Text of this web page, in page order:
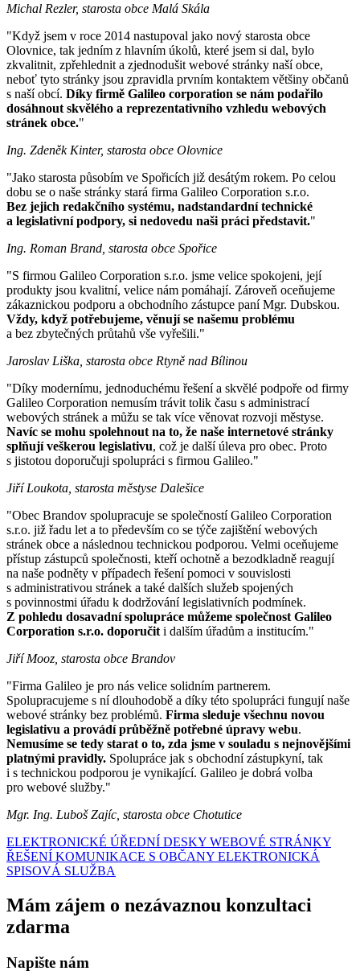
Michal Rezler, starosta obce Malá Skála
"Když jsem v roce 2014 nastupoval jako nový starosta obce
Olovnice, tak jedním z hlavním úkolů, které jsem si dal, bylo
zkvalitnit, zpřehlednit a zjednodušit webové stránky naší obce,
neboť tyto stránky jsou zpravidla prvním kontaktem většiny občanů
s naší obcí. Díky firmě Galileo corporation se nám podařilo
dosáhnout skvělého a reprezentativního vzhledu webových
stránek obce."
Ing. Zdeněk Kinter, starosta obce Olovnice
"Jako starosta působím ve Spořicích již desátým rokem. Po celou
dobu se o naše stránky stará firma Galileo Corporation s.r.o.
Bez jejich redakčního systému, nadstandardní technické
a legislativní podpory, si nedovedu naši práci představit."
Ing. Roman Brand, starosta obce Spořice
"S firmou Galileo Corporation s.r.o. jsme velice spokojeni, její
produkty jsou kvalitní, velice nám pomáhají. Zároveň oceňujeme
zákaznickou podporu a obchodního zástupce paní Mgr. Dubskou.
Vždy, když potřebujeme, věnují se našemu problému
a bez zbytečných průtahů vše vyřešili."
Jaroslav Liška, starosta obce Rtyně nad Bílinou
"Díky modernímu, jednoduchému řešení a skvělé podpoře od firmy
Galileo Corporation nemusím trávit tolik času s administrací
webových stránek a můžu se tak více věnovat rozvoji městyse.
Navíc se mohu spolehnout na to, že naše internetové stránky
splňují veškerou legislativu, což je další úleva pro obec. Proto
s jistotou doporučuji spolupráci s firmou Galileo."
Jiří Loukota, starosta městyse Dalešice
"Obec Brandov spolupracuje se společností Galileo Corporation
s.r.o. již řadu let a to především co se týče zajištění webových
stránek obce a následnou technickou podporou. Velmi oceňujeme
přístup zástupců společnosti, kteří ochotně a bezodkladně reagují
na naše podněty v případech řešení pomoci v souvislosti
s administrativou stránek a také dalších služeb spojených
s povinnostmi úřadu k dodržování legislativních podmínek.
Z pohledu dosavadní spolupráce můžeme společnost Galileo
Corporation s.r.o. doporučit i dalším úřadům a institucím."
Jiří Mooz, starosta obce Brandov
"Firma Galileo je pro nás velice solidním partnerem.
Spolupracujeme s ní dlouhodobě a díky této spolupráci fungují naše
webové stránky bez problémů. Firma sleduje všechnu novou
legislativu a provádí průběžně potřebné úpravy webu.
Nemusíme se tedy starat o to, zda jsme v souladu s nejnovějšími
platnými pravidly. Spolupráce jak s obchodní zástupkyní, tak
i s technickou podporou je vynikající. Galileo je dobrá volba
pro webové služby."
Mgr. Ing. Luboš Zajíc, starosta obce Chotutice
ELEKTRONICKÉ ÚŘEDNÍ DESKY WEBOVÉ STRÁNKY
ŘEŠENÍ KOMUNIKACE S OBČANY ELEKTRONICKÁ
SPISOVÁ SLUŽBA
Mám zájem o nezávaznou konzultaci
zdarma
Napište nám